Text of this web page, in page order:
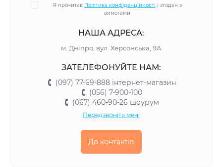
Я прочитав Політика конфіденційності і згоден з
вимогами
НАША АДРЕСА:
м. Дніпро, вул. Херсонська, 9А
ЗАТЕЛЕФОНУЙТЕ НАМ:
(097) 77-69-888 інтернет-магазин
(056) 7-900-100
(067) 460-90-26 шоурум
Передзвоніть мені
До контактів